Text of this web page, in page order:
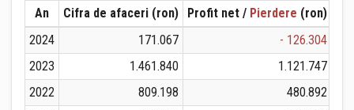
An Cifra de afaceri (ron) Profit net / Pierdere (ron)
2024
171.067
- 126.304
2023
1.461.840
1.121.747
2022
809.198
480.892